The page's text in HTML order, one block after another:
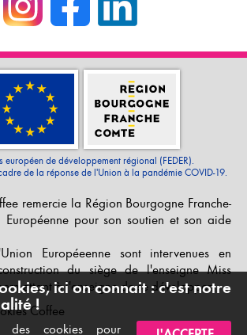
remercie la Région Bourgogne Franche-
pour son soutien et son aide
Européeenne sont intervenues en
du siège de l'enseigne Miss
à l'enseigne de se développer.
Coffee
européen de développement régional (FEDER).
de la réponse de l'Union à la pandémie COVID-19.
ici on connait : c'est notre
!
des cookies pour